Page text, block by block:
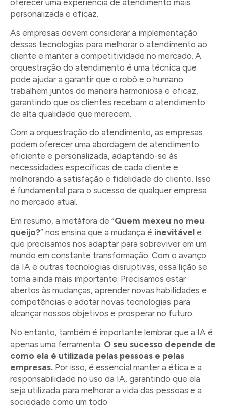
oferecer uma experiência de atendimento mais
personalizada e eficaz.
As empresas devem considerar a implementação
dessas tecnologias para melhorar o atendimento ao
cliente e manter a competitividade no mercado. A
orquestração do atendimento é uma técnica que
pode ajudar a garantir que o robô e o humano
trabalhem juntos de maneira harmoniosa e eficaz,
garantindo que os clientes recebam o atendimento
de alta qualidade que merecem.
Com a orquestração do atendimento, as empresas
podem oferecer uma abordagem de atendimento
eficiente e personalizada, adaptando-se às
necessidades específicas de cada cliente e
melhorando a satisfação e fidelidade do cliente. Isso
é fundamental para o sucesso de qualquer empresa
no mercado atual.
Em resumo, a metáfora de “Quem mexeu no meu
queijo?” nos ensina que a mudança é inevitável e
que precisamos nos adaptar para sobreviver em um
mundo em constante transformação. Com o avanço
da IA e outras tecnologias disruptivas, essa lição se
torna ainda mais importante. Precisamos estar
abertos às mudanças, aprender novas habilidades e
competências e adotar novas tecnologias para
alcançar nossos objetivos e prosperar no futuro.
No entanto, também é importante lembrar que a IA é
apenas uma ferramenta. O seu sucesso depende de
como ela é utilizada pelas pessoas e pelas
empresas. Por isso, é essencial manter a ética e a
responsabilidade no uso da IA, garantindo que ela
seja utilizada para melhorar a vida das pessoas e a
sociedade como um todo.